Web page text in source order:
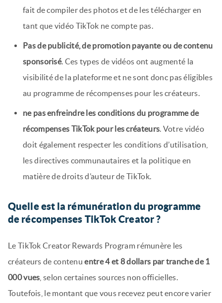
fait de compiler des photos et de les télécharger en
tant que vidéo TikTok ne compte pas.
Pas de publicité, de promotion payante ou de contenu
sponsorisé. Ces types de vidéos ont augmenté la
visibilité de la plateforme et ne sont donc pas éligibles
au programme de récompenses pour les créateurs.
ne pas enfreindre les conditions du programme de
récompenses TikTok pour les créateurs. Votre vidéo
doit également respecter les conditions d’utilisation,
les directives communautaires et la politique en
matière de droits d’auteur de TikTok.
Quelle est la rémunération du programme
de récompenses TikTok Creator ?
Le TikTok Creator Rewards Program rémunère les
créateurs de contenuentre 4 et 8 dollars par tranche de 1
000 vues , selon certaines sources non officielles.
Toutefois, le montant que vous recevez peut encore varier